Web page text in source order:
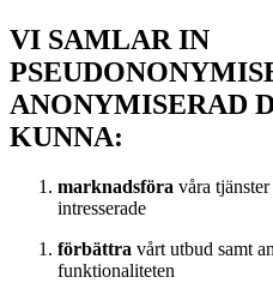
VI SAMLAR IN
ANONYMISERAD
KUNNA:
marknadsföra våra
intresserade
förbättra vårt utbud samt
funktionaliteten